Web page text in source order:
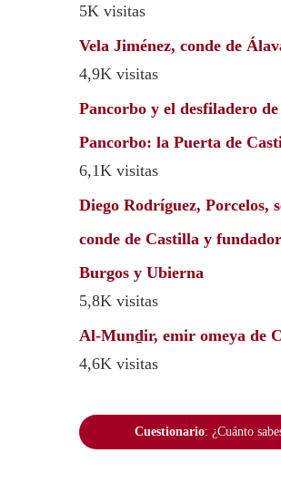
5K visitas
Vela Jiménez, conde de
4,9K visitas
Pancorbo y el desfiladero de
Pancorbo: la Puerta de
6,1K visitas
Diego Rodríguez, Porcelos,
conde de Castilla y
Burgos y Ubierna
5,8K visitas
Al-Munḏir, emir omeya de
4,6K visitas
Cuestionario: ¿Cuánto